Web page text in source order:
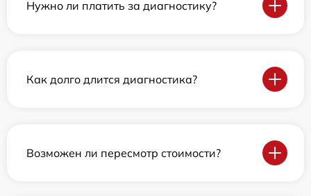
Нужно ли платить за диагностику?
Как долго длится диагностика?
Возможен ли пересмотр стоимости?